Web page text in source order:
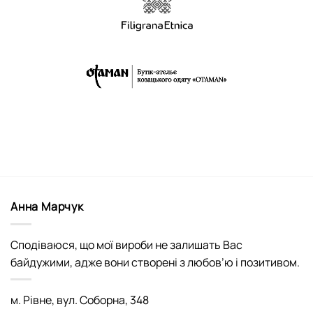
Анна Марчук
Сподіваюся, що мої вироби не залишать Вас
байдужими, адже вони створені з любов’ю і позитивом.
м. Рівне, вул. Соборна, 348